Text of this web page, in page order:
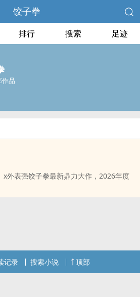
饺子拳
排行 搜索 足迹
作品
x外表强饺子拳最新鼎力大作，2026年度
记录 搜索小说 顶部